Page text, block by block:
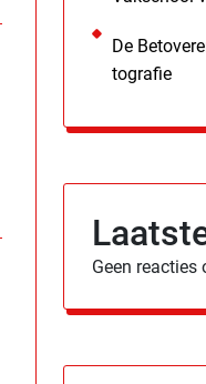
De
tografie
Geen reacties